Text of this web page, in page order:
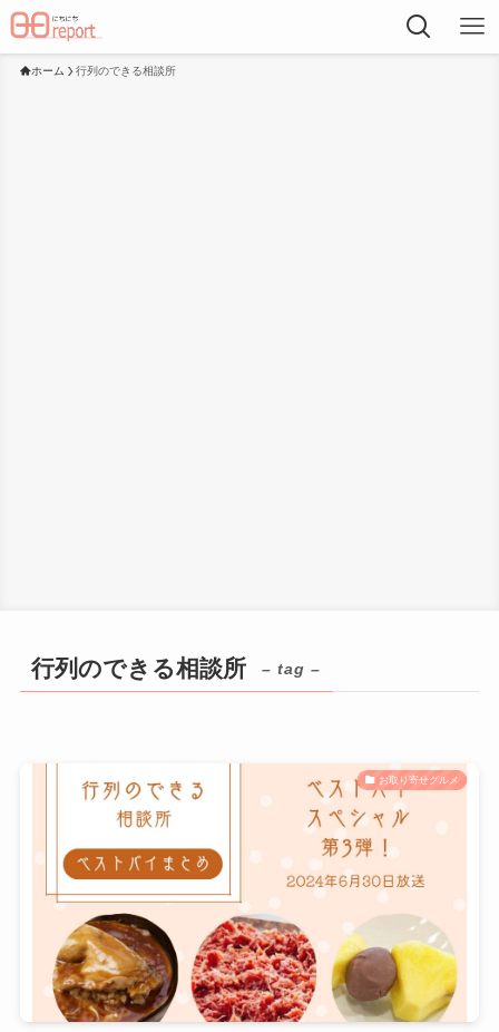
ホーム 行列のできる相談所
行列のできる相談所 – tag –
お取り寄せグルメ